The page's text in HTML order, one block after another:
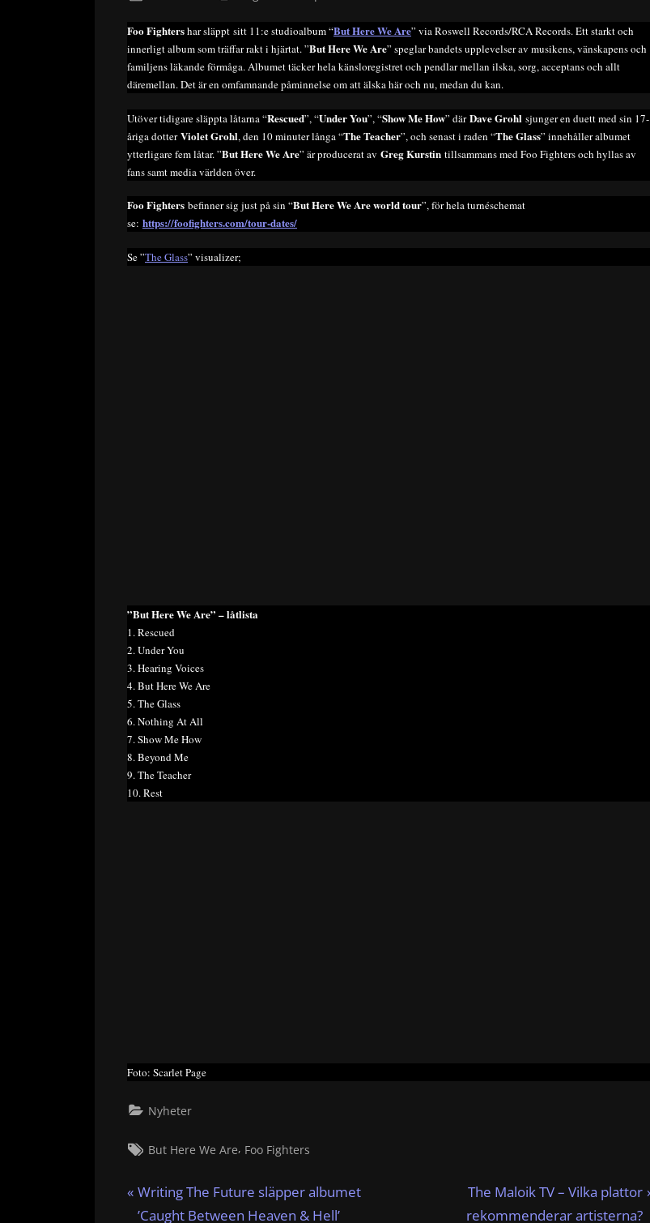
Foo Fightershar släppt sitt 11:e studioalbum “But Here We Are” via Roswell Records/RCA Records. Ett starkt och
innerligt album som träffar rakt i hjärtat. ”But Here We Are” speglar bandets upplevelser av musikens, vänskapens och
familjens läkande förmåga. Albumet täcker hela känsloregistret och pendlar mellan ilska, sorg, acceptans och allt
däremellan. Det är en omfamnande påminnelse om att älska här och nu, medan du kan.
Utöver tidigare släppta låtarna “Rescued”, “Under You”, “Show Me How” därDave Grohl sjunger en duett med sin 17-
åriga dotterViolet Grohl, den 10 minuter långa “The Teacher”, och senast i raden “The Glass” innehåller albumet
ytterligare fem låtar. ”But Here We Are” är producerat av Greg Kurstin tillsammans med Foo Fighters och hyllas av
fans samt media världen över.
Foo Fighters befinner sig just på sin “But Here We Are world tour”, för hela turnéschemat
se: https://foofighters.com/tour-dates/
Se ”The Glass” visualizer;
”But Here We Are” – låtlista
1. Rescued
2. Under You
3. Hearing Voices
4. But Here We Are
5. The Glass
6. Nothing At All
7. Show Me How
8. Beyond Me
9. The Teacher
10. Rest
Foto: Scarlet Page
Nyheter
Tags:
But Here We Are, Foo Fighters
P
r
Writing The Future släpper albumet
’Caught Between Heaven & Hell’
N
e
The Maloik TV – Vilka plattor
rekommenderar artisterna?